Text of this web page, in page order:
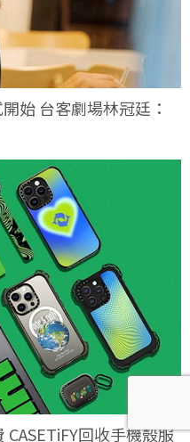
始 台客劇場林冠廷：
回收手機殼服